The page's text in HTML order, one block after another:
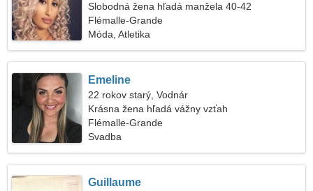
Slobodná žena hľadá manžela 40-42
Flémalle-Grande
Móda, Atletika
Emeline
22 rokov starý, Vodnár
Krásna žena hľadá vážny vzťah
Flémalle-Grande
Svadba
Guillaume